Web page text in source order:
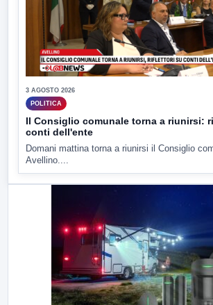
3 AGOSTO 2026
POLITICA
Il Consiglio comunale torna a riunirsi:
conti dell'ente
Domani mattina torna a riunirsi il Consiglio
Avellino....